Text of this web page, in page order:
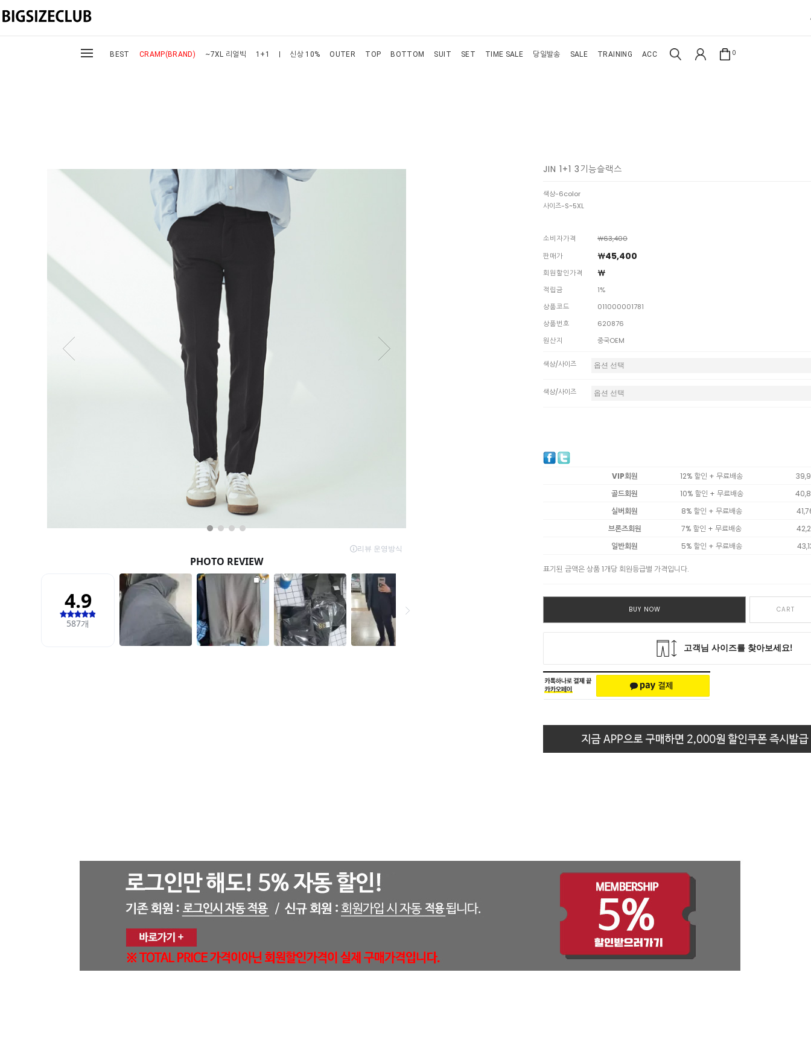
BEST CRAMP(BRAND) ~7XL 리얼빅 1+1 신상 10% OUTER TOP BOTTOM SUIT SET TIME SALE 당일발송 SALE TRAINING ACC 0
JIN 1+1 3기능슬랙스
색상-6color
사이즈-S~5XL
소비자가격
￦63,400
판매가
￦45,400
회원할인가격 ￦
적립금
1%
상품코드
011000001781
상품번호
620876
원산지
중국OEM
색상/사이즈
색상/사이즈
VIP회원 12% 할인 + 무료배송
골드회원
10% 할인 + 무료배송
실버회원
8% 할인 + 무료배송
브론즈회원
7% 할인 + 무료배송
일반회원
5% 할인 + 무료배송
표기된 금액은 상품 1개당 회원등급별 가격입니다.
BUY NOW CART